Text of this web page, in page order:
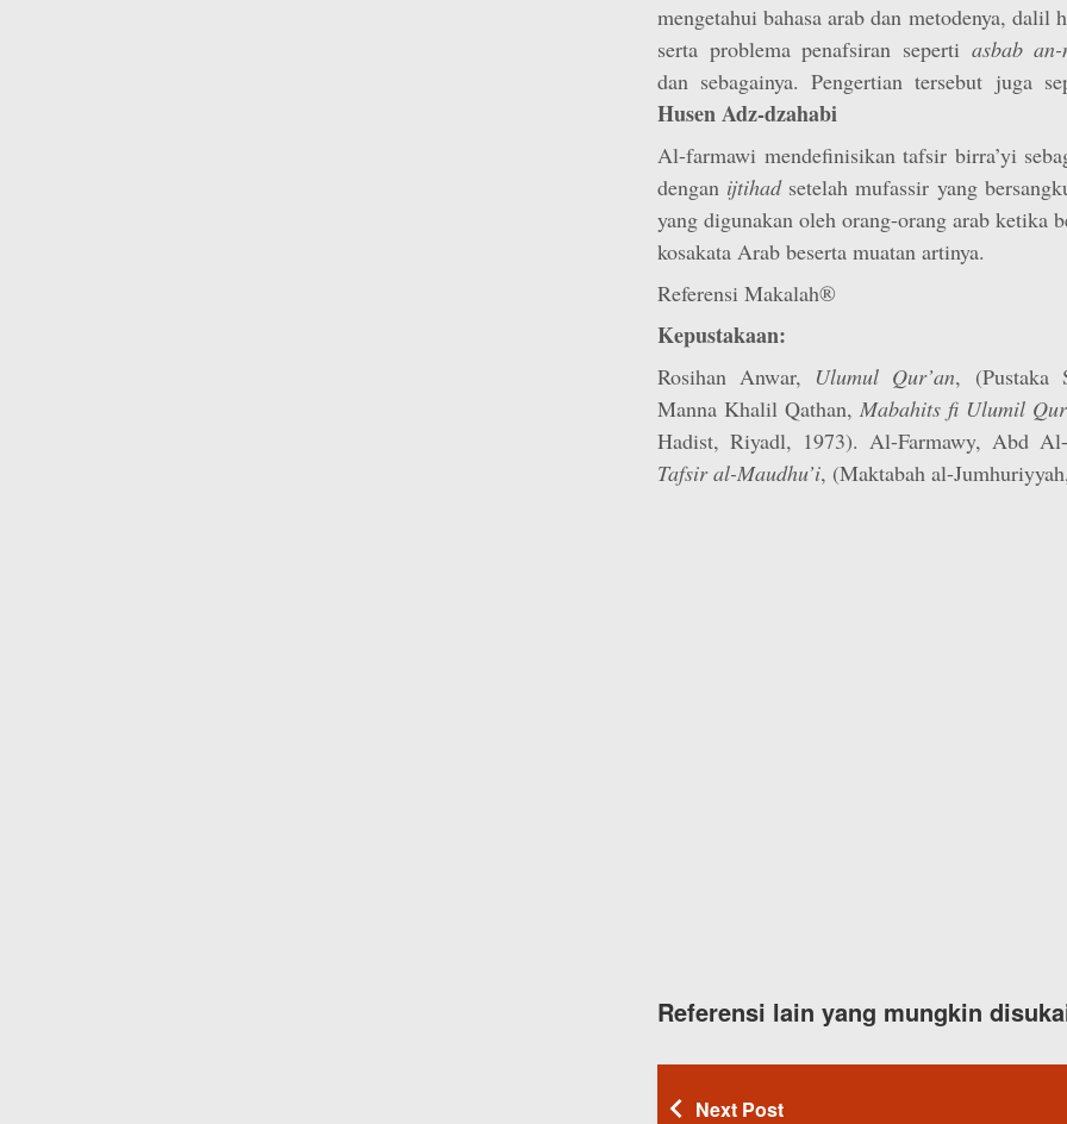
mengetahui bahasa arab dan metodenya, dalil
serta problema penafsiran seperti asbab
dan sebagainya. Pengertian tersebut juga
Husen Adz-dzahabi
Al-farmawi mendefinisikan tafsir birra’yi
dengan ijtihad setelah mufassir yang
yang digunakan oleh orang-orang arab ketika
kosakata Arab beserta muatan artinya.
Referensi Makalah®
Kepustakaan:
Rosihan Anwar, Ulumul Qur’an, (Pustaka
Manna Khalil Qathan, Mabahits fi Ulumil
Hadist, Riyadl, 1973). Al-Farmawy, Abd
Tafsir al-Maudhu’i, (Maktabah al-
Referensi lain yang mungkin
Next Post